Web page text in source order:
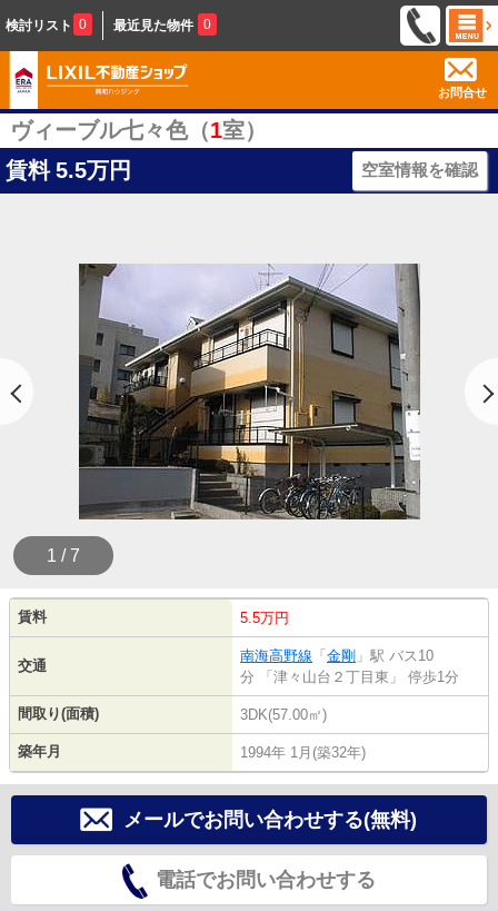
検討リスト 0 最近見た物件 0
お問合せ
ヴィーブル七々色（1室）
賃料 5.5万円 空室情報を確認
1 / 7
賃料 5.5万円
交通
南海高野線 「 金剛 」駅 バス10
分 「津々山台２丁目東」 停歩1分
間取り(面積) 3DK(57.00㎡)
築年月 1994年 1月(築32年)
メールでお問い合わせする(無料)
電話でお問い合わせする